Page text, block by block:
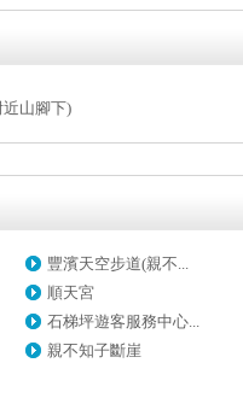
山腳下)
豐濱天空步道(親不...
順天宮
石梯坪遊客服務中心...
親不知子斷崖